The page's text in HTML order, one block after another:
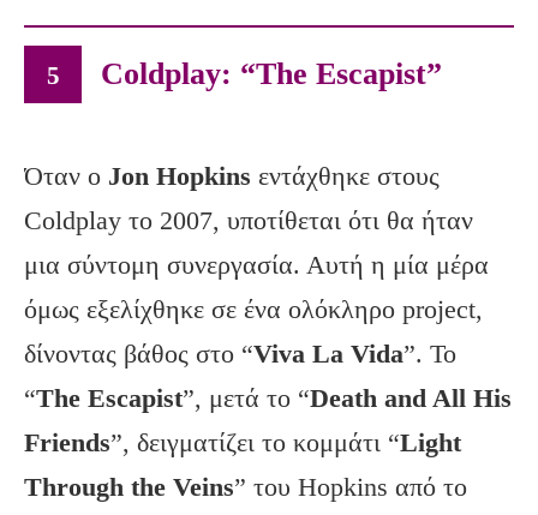
5 Coldplay: “The Escapist”
Όταν ο Jon Hopkins εντάχθηκε στους
Coldplay το 2007, υποτίθεται ότι θα ήταν
μια σύντομη συνεργασία. Αυτή η μία μέρα
όμως εξελίχθηκε σε ένα ολόκληρο project,
δίνοντας βάθος στο “Viva La Vida”. Το
“The Escapist”, μετά το “Death and All His
Friends”, δειγματίζει το κομμάτι “Light
Through the Veins” του Hopkins από το